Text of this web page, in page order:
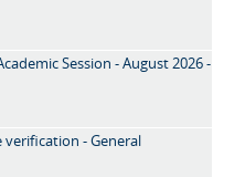
Session - August 2026 -
verification - General